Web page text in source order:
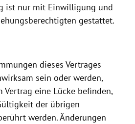
ist nur mit Einwilligung und
gestattet.
dieses Vertrages
sein oder werden,
eine Lücke befinden,
der übrigen
werden. Änderungen